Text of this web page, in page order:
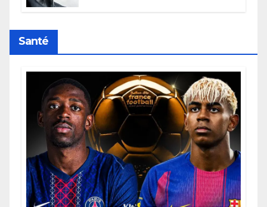
Santé